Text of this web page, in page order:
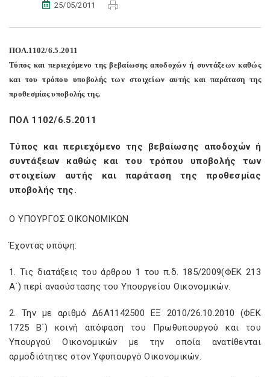
25/05/2011
ΠΟΛ.1102/6.5.2011
Τύπος και περιεχόμενο της βεβαίωσης αποδοχών ή συντάξεων καθώς
και του τρόπου υποβολής των στοιχείων αυτής και παράταση της
προθεσμίας υποβολής της.
ΠΟΛ 1102/6.5.2011
Τύπος και περιεχόμενο της βεβαίωσης αποδοχών ή
συντάξεων καθώς και του τρόπου υποβολής των
στοιχείων αυτής και παράταση της προθεσμίας
υποβολής της.
Ο ΥΠΟΥΡΓΟΣ ΟΙΚΟΝΟΜΙΚΩΝ
Έχοντας υπόψη:
1. Τις διατάξεις του άρθρου 1 του π.δ. 185/2009(ΦΕΚ 213
Α΄) περί ανασύστασης του Υπουργείου Οικονομικών.
2. Την με αριθμό Δ6Α1142500 ΕΞ 2010/26.10.2010 (ΦΕΚ
1725 Β΄) κοινή απόφαση του Πρωθυπουργού και του
Υπουργού Οικονομικών με την οποία ανατίθενται
αρμοδιότητες στον Υφυπουργό Οικονομικών.